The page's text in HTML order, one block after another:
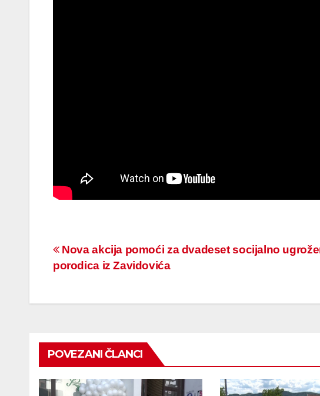
Navigacija
članaka
Nova akcija pomoći za dvadeset socijalno
porodica iz Zavidovića
POVEZANI ČLANCI